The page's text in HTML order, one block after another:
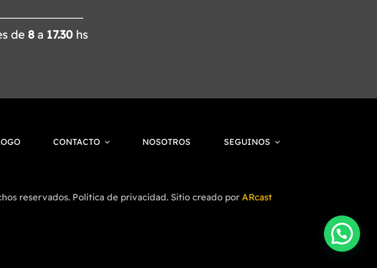
de 8 a 17.30 hs
CONTACTO NOSOTROS SEGUINOS
reservados. Política de privacidad. Sitio creado por ARcast